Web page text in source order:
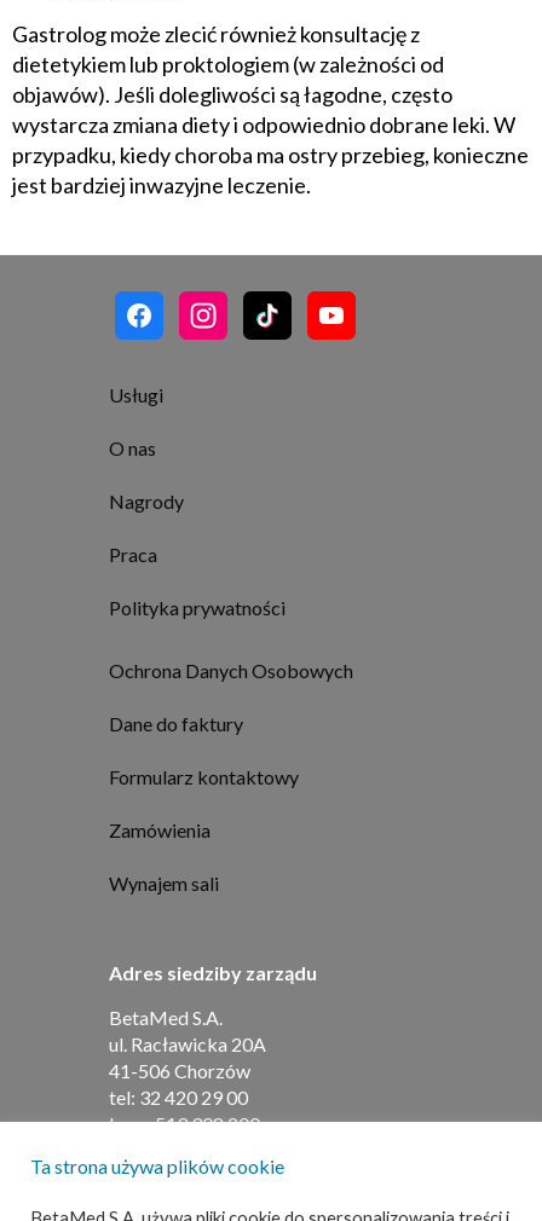
Gastrolog może zlecić również konsultację z
dietetykiem lub proktologiem (w zależności od
objawów). Jeśli dolegliwości są łagodne, często
wystarcza zmiana diety i odpowiednio dobrane leki. W
przypadku, kiedy choroba ma ostry przebieg, konieczne
jest bardziej inwazyjne leczenie.
Usługi
O nas
Nagrody
Praca
Polityka prywatności
Ochrona Danych Osobowych
Dane do faktury
Formularz kontaktowy
Zamówienia
Wynajem sali
Adres siedziby zarządu
BetaMed S.A.
ul. Racławicka 20A
41-506 Chorzów
tel: 32 420 29 00
kom:519 308 200
Ta strona używa plików cookie